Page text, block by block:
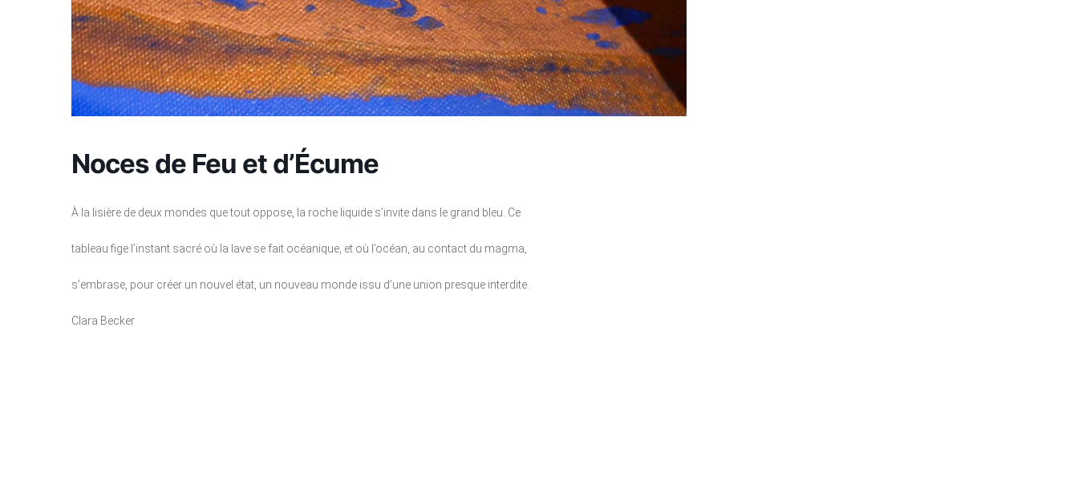
Noces de Feu et d’Écume
À la lisière de deux mondes que tout oppose, la roche liquide s’invite dans le grand bleu. Ce
tableau fige l’instant sacré où la lave se fait océanique, et où l’océan, au contact du magma,
s’embrase, pour créer un nouvel état, un nouveau monde issu d’une union presque interdite.
Clara Becker